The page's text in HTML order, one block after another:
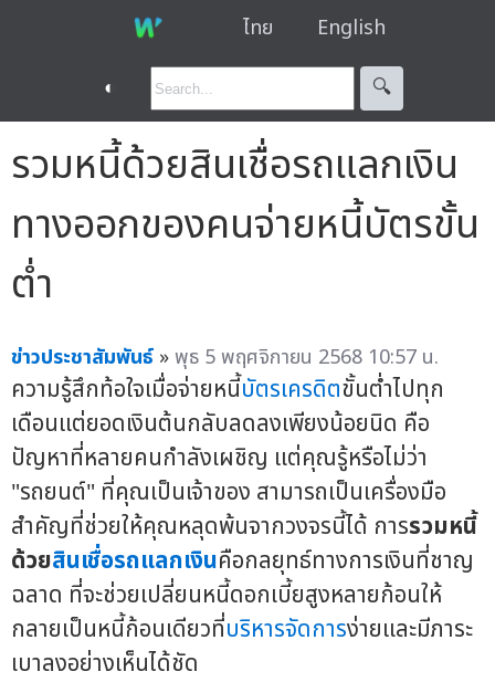
ไทย English
◐ 🔍︎
รวมหนี้ด้วยสินเชื่อรถแลกเงิน
ทางออกของคนจ่ายหนี้บัตรขั้น
ต่ำ
ข่าวประชาสัมพันธ์ »พุธ 5 พฤศจิกายน 2568 10:57 น.
ความรู้สึกท้อใจเมื่อจ่ายหนี้บัตรเครดิตขั้นต่ำไปทุก
เดือนแต่ยอดเงินต้นกลับลดลงเพียงน้อยนิด คือ
ปัญหาที่หลายคนกำลังเผชิญ แต่คุณรู้หรือไม่ว่า
"รถยนต์" ที่คุณเป็นเจ้าของ สามารถเป็นเครื่องมือ
สำคัญที่ช่วยให้คุณหลุดพ้นจากวงจรนี้ได้ การรวมหนี้
ด้วยสินเชื่อรถแลกเงินคือกลยุทธ์ทางการเงินที่ชาญ
ฉลาด ที่จะช่วยเปลี่ยนหนี้ดอกเบี้ยสูงหลายก้อนให้
กลายเป็นหนี้ก้อนเดียวที่บริหารจัดการง่ายและมีภาระ
เบาลงอย่างเห็นได้ชัด